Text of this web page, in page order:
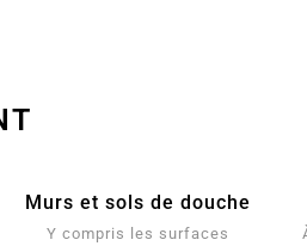
Murs et sols de douche
Y compris les surfaces